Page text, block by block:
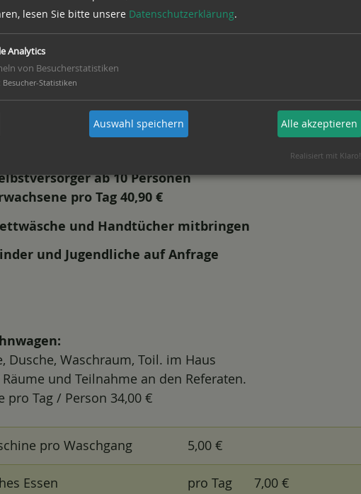
bis 2 Jahren kostenfrei
für Kinder von 3-8 und 9-14 Jahren
Vergütung für Gruppen -
Zimmer sind behindertenfreundlich
ab 10 Personen
pro Tag 40,90 €
und Handtücher mitbringen
und Jugendliche auf Anfrage
Dusche, Waschraum, Toil. im Haus
und Teilnahme an den Referaten.
pro Tag / Person 34,00 €
pro Waschgang 5,00 €
Essen pro Tag 7,00 €
lesen Sie bitte unsere Datenschutzerklärung.
Analytics
von Besucherstatistiken
Besucher-Statistiken
Auswahl speichern Alle akzeptieren
Realisiert mit Klaro!